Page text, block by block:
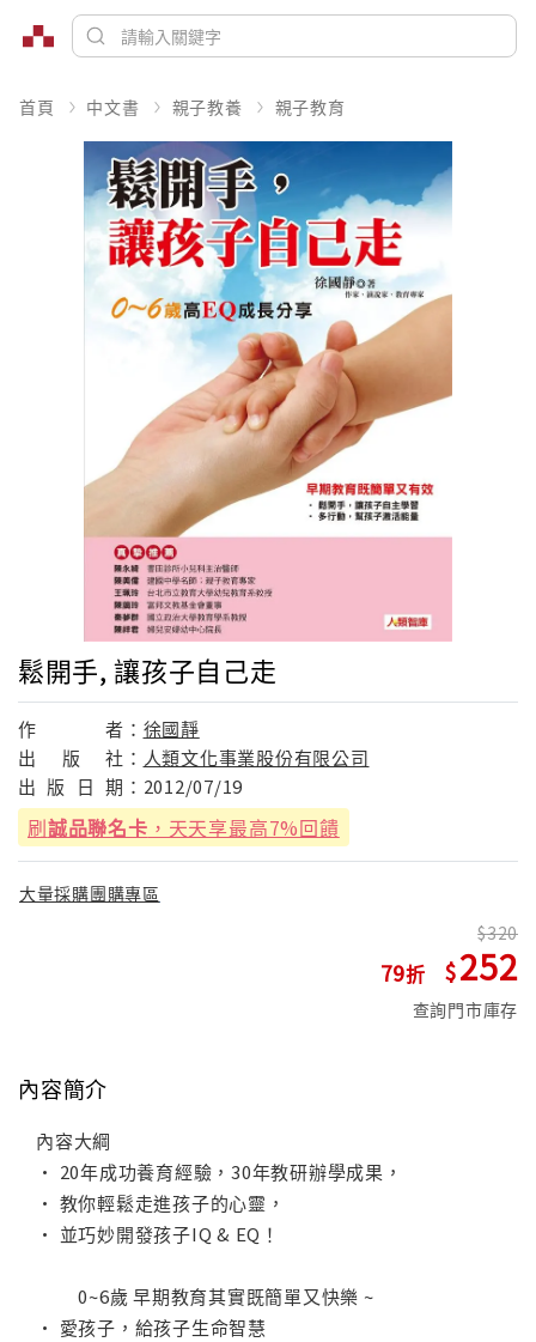
首頁 中文書 親子教養 親子教育
鬆開手, 讓孩子自己走
作 者： 徐國靜
出
版 社： 人類文化事業股份有限公司
出 版 日 期： 2012/07/19
刷誠品聯名卡 ，天天享最高7%回饋
大量採購團購專區
79
320
252
查詢門市庫存
內容簡介
內容大綱
• 20年成功養育經驗，30年教研辦學成果，
• 教你輕鬆走進孩子的心靈，
• 並巧妙開發孩子IQ & EQ！
0~6歲 早期教育其實既簡單又快樂 ~
• 愛孩子，給孩子生命智慧